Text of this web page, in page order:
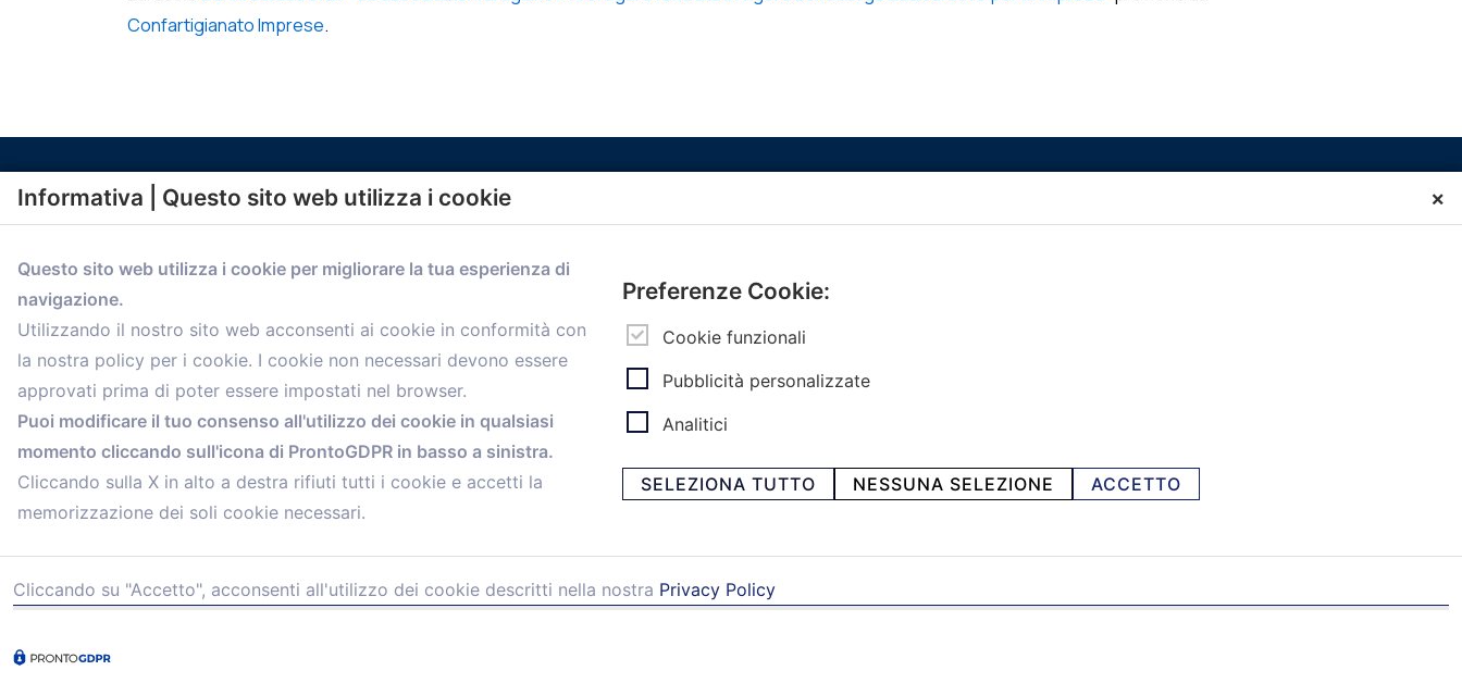
Confartigianato Imprese.
comunicazione@confartigianato.bo.it
Menù
Home
Servizi
Convenzioni
Informazioni Ex L. 124/2017
personal
Informativa | Questo sito web utilizza i cookie ×
Questo sito web utilizza i cookie per migliorare la tua esperienza di
navigazione.
Utilizzando il nostro sito web acconsenti ai cookie in conformità con
la nostra policy per i cookie. I cookie non necessari devono essere
approvati prima di poter essere impostati nel browser.
Puoi modificare il tuo consenso all'utilizzo dei cookie in qualsiasi
momento cliccando sull'icona di ProntoGDPR in basso a sinistra.
Cliccando sulla X in alto a destra rifiuti tutti i cookie e accetti la
memorizzazione dei soli cookie necessari.
Preferenze Cookie:
Cookie funzionali
Pubblicità personalizzate
Analitici
SELEZIONA TUTTO NESSUNA SELEZIONE ACCETTO
Cliccando su "Accetto", acconsenti all'utilizzo dei cookie descritti nella nostra Privacy Policy